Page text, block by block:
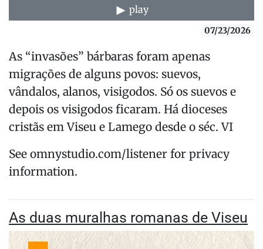
play
07/23/2026
As “invasões” bárbaras foram apenas
migrações de alguns povos: suevos,
vândalos, alanos, visigodos. Só os suevos e
depois os visigodos ficaram. Há dioceses
cristãs em Viseu e Lamego desde o séc. VI
See omnystudio.com/listener for privacy
information.
As duas muralhas romanas de Viseu